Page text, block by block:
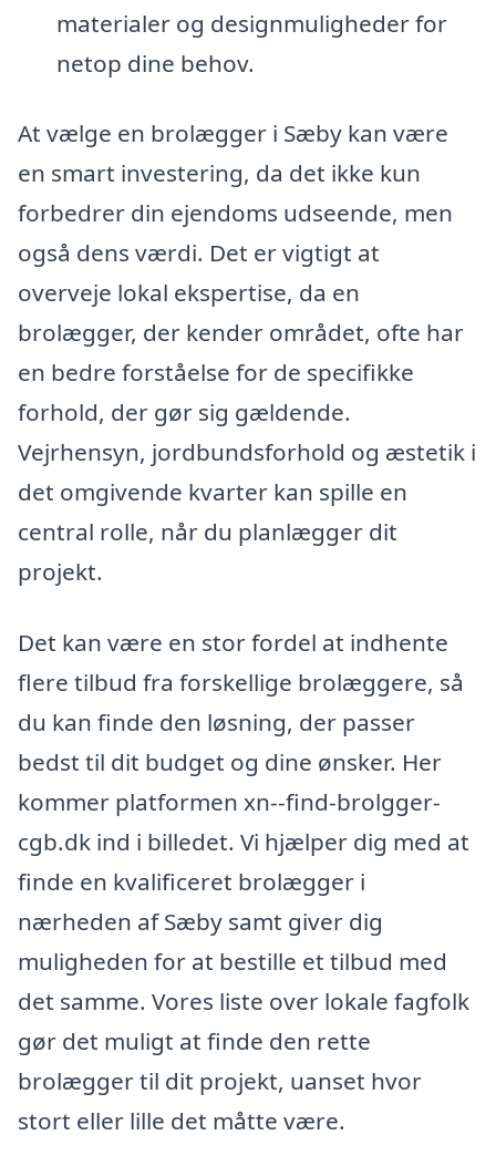
materialer og designmuligheder for
netop dine behov.
At vælge en brolægger i Sæby kan være
en smart investering, da det ikke kun
forbedrer din ejendoms udseende, men
også dens værdi. Det er vigtigt at
overveje lokal ekspertise, da en
brolægger, der kender området, ofte har
en bedre forståelse for de specifikke
forhold, der gør sig gældende.
Vejrhensyn, jordbundsforhold og æstetik i
det omgivende kvarter kan spille en
central rolle, når du planlægger dit
projekt.
Det kan være en stor fordel at indhente
flere tilbud fra forskellige brolæggere, så
du kan finde den løsning, der passer
bedst til dit budget og dine ønsker. Her
kommer platformen xn--find-brolgger-
cgb.dk ind i billedet. Vi hjælper dig med at
finde en kvalificeret brolægger i
nærheden af Sæby samt giver dig
muligheden for at bestille et tilbud med
det samme. Vores liste over lokale fagfolk
gør det muligt at finde den rette
brolægger til dit projekt, uanset hvor
stort eller lille det måtte være.